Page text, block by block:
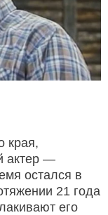
края,
актер —
остался в
21 года
его